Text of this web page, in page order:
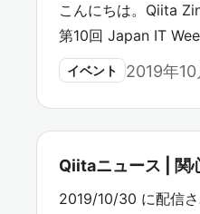
こんにちは。Qiita
第10回 Japan IT
イベント 2019年
Qiitaニュース | 関
2019/10/30 に配信